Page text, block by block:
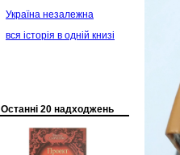
Україна незалежна
вся історія в одній книзі
Останні 20 надходжень